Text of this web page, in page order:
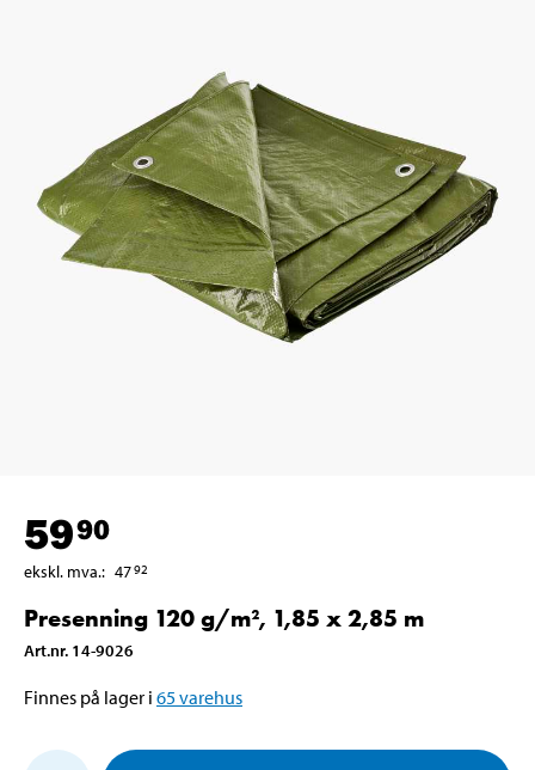
5990
ekskl. mva.: 4792
Presenning 120 g/m², 1,85 x 2,85 m
Art.nr. 14-9026
Finnes på lager i 65varehus